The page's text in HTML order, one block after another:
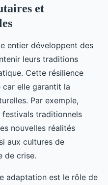
et
entier développent des
leurs traditions
Cette résilience
car elle garantit la
Par exemple,
festivals traditionnels
nouvelles réalités
aux cultures de
de crise.
adaptation est le rôle de